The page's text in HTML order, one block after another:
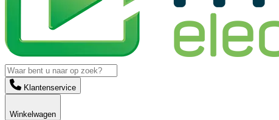
Klantenservice
Winkelwagen